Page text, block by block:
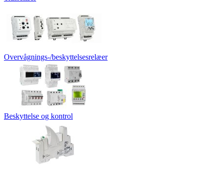
Overvågnings-/beskyttelsesrelæer
Beskyttelse og kontrol